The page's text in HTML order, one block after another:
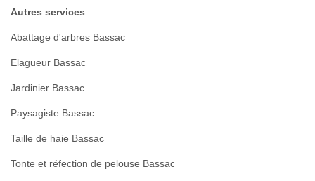
Autres services
Abattage d'arbres Bassac
Elagueur Bassac
Jardinier Bassac
Paysagiste Bassac
Taille de haie Bassac
Tonte et réfection de pelouse Bassac